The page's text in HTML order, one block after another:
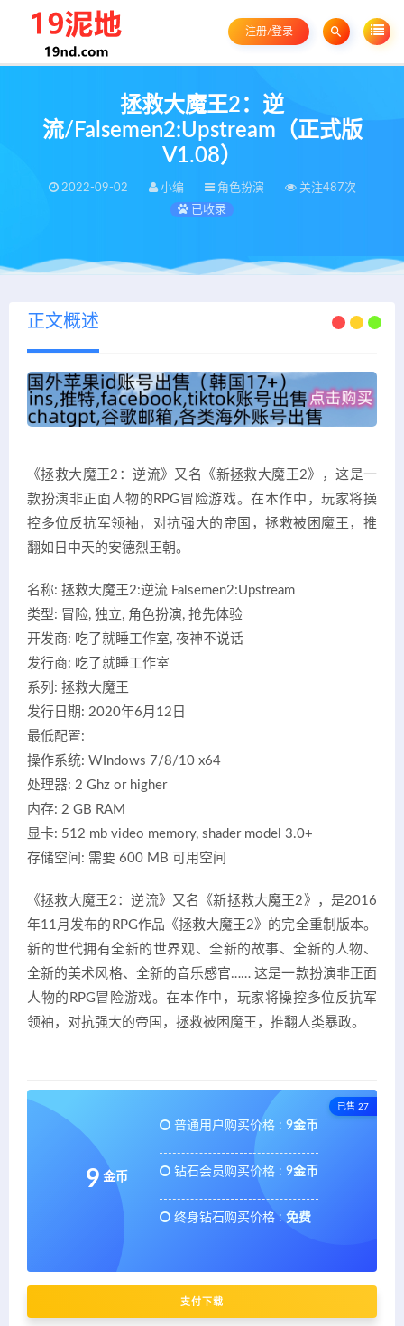
注册/登录
拯救大魔王2：逆
流/Falsemen2:Upstream（正式版
V1.08）
2022-09-02 小编 角色扮演
关注487次
已收录
正文概述
《拯救大魔王2：逆流》又名《新拯救大魔王2》，这是一
款扮演非正面人物的RPG冒险游戏。在本作中，玩家将操
控多位反抗军领袖，对抗强大的帝国，拯救被困魔王，推
翻如日中天的安德烈王朝。
名称: 拯救大魔王2:逆流 Falsemen2:Upstream
类型: 冒险, 独立, 角色扮演, 抢先体验
开发商: 吃了就睡工作室, 夜神不说话
发行商: 吃了就睡工作室
系列: 拯救大魔王
发行日期: 2020年6月12日
最低配置:
操作系统: WIndows 7/8/10 x64
处理器: 2 Ghz or higher
内存: 2 GB RAM
显卡: 512 mb video memory, shader model 3.0+
存储空间: 需要 600 MB 可用空间
《拯救大魔王2：逆流》又名《新拯救大魔王2》，是2016
年11月发布的RPG作品《拯救大魔王2》的完全重制版本。
新的世代拥有全新的世界观、全新的故事、全新的人物、
全新的美术风格、全新的音乐感官…… 这是一款扮演非正面
人物的RPG冒险游戏。在本作中，玩家将操控多位反抗军
领袖，对抗强大的帝国，拯救被困魔王，推翻人类暴政。
已售 27
9 金币
普通用户购买价格 : 9金币
钻石会员购买价格 : 9金币
终身钻石购买价格 : 免费
支付下载